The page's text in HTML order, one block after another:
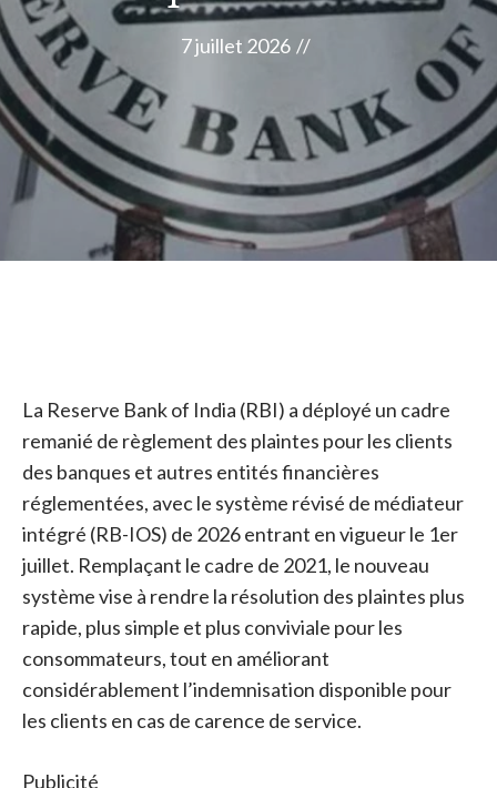
7 juillet 2026 //
La Reserve Bank of India (RBI) a déployé un cadre
remanié de règlement des plaintes pour les clients
des banques et autres entités financières
réglementées, avec le système révisé de médiateur
intégré (RB-IOS) de 2026 entrant en vigueur le 1er
juillet. Remplaçant le cadre de 2021, le nouveau
système vise à rendre la résolution des plaintes plus
rapide, plus simple et plus conviviale pour les
consommateurs, tout en améliorant
considérablement l’indemnisation disponible pour
les clients en cas de carence de service.
Publicité